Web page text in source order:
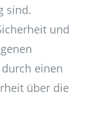
sind.
und
einen
über die